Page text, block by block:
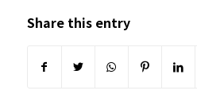
Share this entry